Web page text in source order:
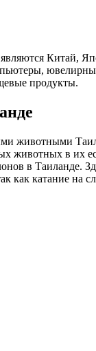
Китай,
продукты.
животными
животных в их
в Таиланде.
как катание на